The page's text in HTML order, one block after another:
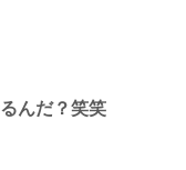
んだ？笑笑